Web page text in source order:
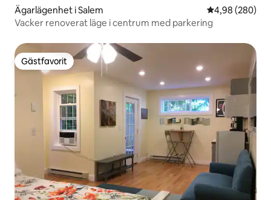
Ägarlägenhet i Salem 4,98 av 5 i
4,98 (280)
Vacker renoverat läge i centrum med parkering
Gästfavorit
Gästfavorit